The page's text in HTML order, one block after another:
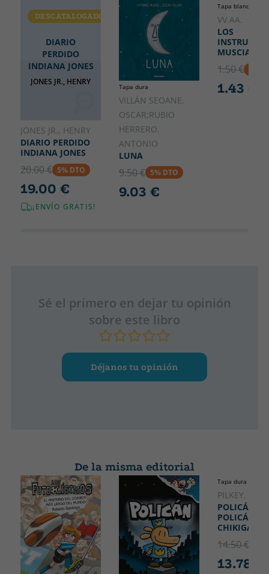
DIARIO
PERDIDO
INDIANA JONES
JONES JR., HENRY
DESCATALOGADO
JONES JR., HENRY
DIARIO PERDIDO
INDIANA JONES
20.00 € 5% DTO
19.00 €
¡ENVÍO GRATIS!
Tapa dura
VILLÁN SEOANE,
OSCAR;RUBIO
HERRERO,
ANTONIO
LUNA
9.50 € 5% DTO
9.03 €
Tapa blanda o
VV.AA.
LOS
MUSCIALES
1.50 €
1.43 €
Sé el primero en dejar tu opinión
sobre este libro
Déjanos tu opinión
De la misma editorial
Tapa dura
PILKEY, DAV
POLICÁN 4:
POLICÁN Y
CHIKIGATO
14.50 €
13.78 €